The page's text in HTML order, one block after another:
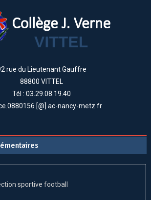
rue du Lieutenant Gauffre
88800 VITTEL
Tél : 03.29.08.19.40
[@] ac-nancy-metz.fr
sportive football